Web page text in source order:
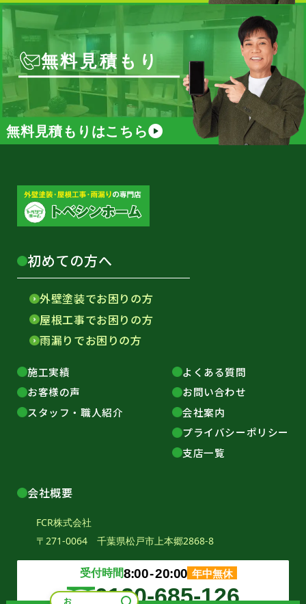
無料見積もり
無料見積もりはこちら
初めての方へ
外壁塗装でお困りの方
屋根工事でお困りの方
雨漏りでお困りの方
施工実績
お客様の声
スタッフ・職人紹介
よくある質問
お問い合わせ
会社案内
プライバシーポリシー
支店一覧
会社概要
FCR株式会社
〒271-0064 千葉県松戸市上本郷2868-8
受付時間8:00‐20:00 年中無休
0120-685-126
お悩みから探す